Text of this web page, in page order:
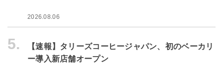
2026.08.06
5.
【速報】タリーズコーヒージャパン、初のベーカリ
ー導入新店舗オープン